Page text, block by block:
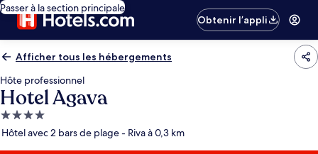
Passer à la section principale
Obtenir l’appli
Afficher tous les hébergements
Hôte professionnel
Hotel Agava
Hébergement
4.0 étoiles
Hôtel avec 2 bars de plage - Riva à 0,3 km